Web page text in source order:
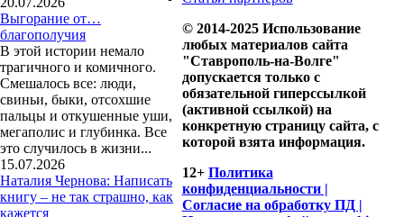
Выгорание от…
благополучия
В этой истории немало
трагичного и комичного.
Смешалось все: люди,
свиньи, быки, отсохшие
пальцы и откушенные уши,
мегаполис и глубинка. Все
это случилось в жизни...
15.07.2026
Наталия Чернова: Написать
книгу – не так страшно, как
кажется
© 2014-2025 Использование
любых материалов сайта
"Ставрополь-на-Волге"
допускается только с
обязательной гиперссылкой
(активной ссылкой) на
конкретную страницу сайта, с
которой взята информация.
12+ Политика
конфиденциальности |
Согласие на обработку ПД |